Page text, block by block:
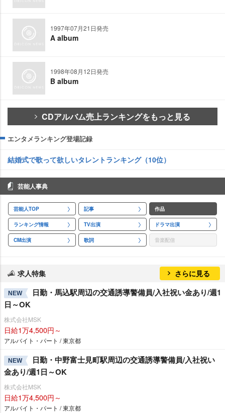
1997年07月21日発売
A album
1998年08月12日発売
B album
CDアルバム売上ランキングをもっと見る
エンタメランキング登場記録
結婚式で歌って欲しいタレントランキング（10位）
芸能人事典
芸能人TOP 記事 作品
ランキング情報 TV出演 ドラマ出演
CM出演 歌詞 音楽配信
求人特集 さらに見る
NEW
日勤・馬込駅周辺の交通誘導警備員/入社祝い金あり/週1
日～OK
株式会社MSK
日給1万4,500円～
アルバイト・パート / 東京都
NEW
日勤・中野富士見町駅周辺の交通誘導警備員/入社祝い
金あり/週1日～OK
株式会社MSK
日給1万4,500円～
アルバイト・パート / 東京都